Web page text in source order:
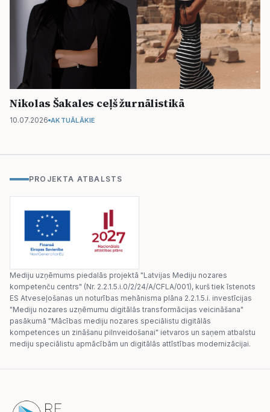
Nikolas Šakales ceļš žurnālistikā
10.07.2026 AKTUĀLĀKIE
PROJEKTA ATBALSTS
Mediju uzņēmums piedalās projektā "Latvijas Mediju nozares
kompetenču centrs" (Nr. 2.2.1.5.i.0/2/24/A/CFLA/001), kurš tiek īstenots
ES Atveseļošanas un noturības mehānisma plāna 2.2.1.5.i. investīcijas
"Mediju nozares uzņēmumu digitālās transformācijas veicināšana"
pasākumā "Mācības mediju nozares speciālistu digitālās
kompetences un zināšanu pilnveidošanai" ietvaros un saņem atbalstu
mediju speciālistu apmācībām un digitālās attīstības modernizācijai.